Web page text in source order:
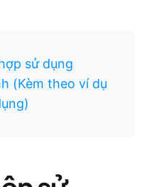
sử dụng
(Kèm theo ví dụ